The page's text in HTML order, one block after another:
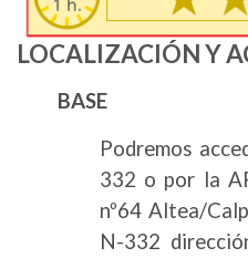
LOCALIZACIÓN Y
BASE
Podremos
332 o por la
nº64 Altea/
N-332